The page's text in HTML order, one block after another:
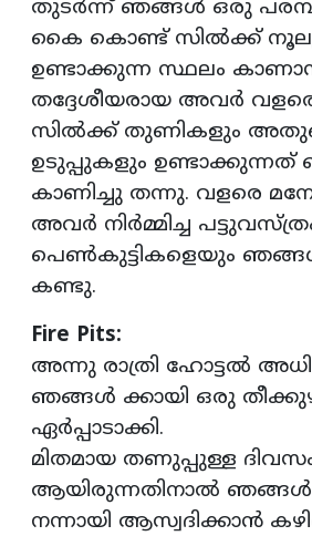
തുടർന്ന് ഞങ്ങൾ ഒരു
കൈ കൊണ്ട് സിൽക്ക്
ഉണ്ടാക്കുന്ന സ്ഥലം
തദ്ദേശീയരായ അവർ
സിൽക്ക് തുണികളും
ഉടുപ്പുകളും
കാണിച്ചു തന്നു. വളരെ
അവർ നിർമ്മിച്ച
പെൺകുട്ടികളെയും
കണ്ടു.
Fire Pits:
അന്നു രാത്രി ഹോട്ടൽ
ഞങ്ങൾ ക്കായി ഒരു
ഏർപ്പാടാക്കി.
മിതമായ തണുപ്പുള്ള
ആയിരുന്നതിനാൽ
നന്നായി ആസ്വദിക്കാൻ